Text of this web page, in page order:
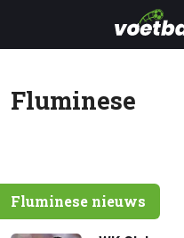
Fluminese
Fluminese nieuws